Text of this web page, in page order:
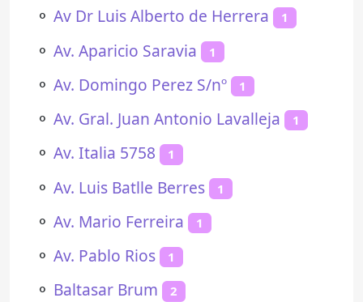
⚬ Av Dr Luis Alberto de Herrera 1
⚬ Av. Aparicio Saravia 1
⚬ Av. Domingo Perez S/nº 1
⚬ Av. Gral. Juan Antonio Lavalleja 1
⚬ Av. Italia 5758 1
⚬ Av. Luis Batlle Berres 1
⚬ Av. Mario Ferreira 1
⚬ Av. Pablo Rios 1
⚬ Baltasar Brum 2